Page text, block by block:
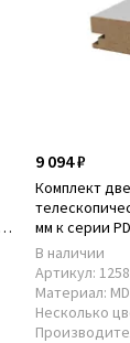
9 094 ₽
Комплект
мм к серии PD
В наличии
Артикул: 1258
Материал:
Несколько